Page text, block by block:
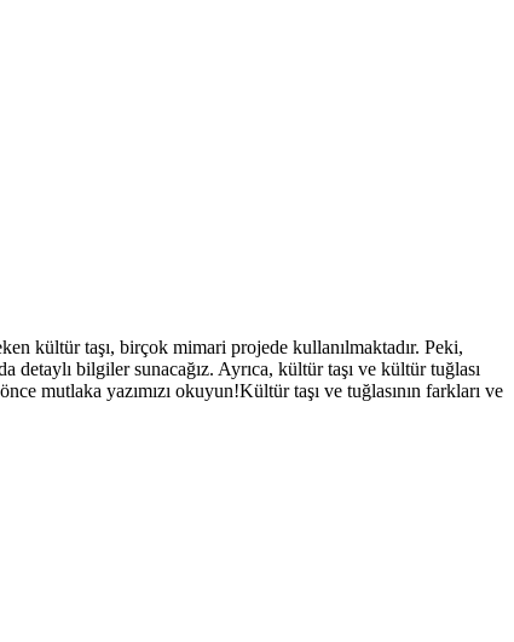
kültür taşı, birçok mimari projede kullanılmaktadır. Peki,
detaylı bilgiler sunacağız. Ayrıca, kültür taşı ve kültür tuğlası
mutlaka yazımızı okuyun!Kültür taşı ve tuğlasının farkları ve